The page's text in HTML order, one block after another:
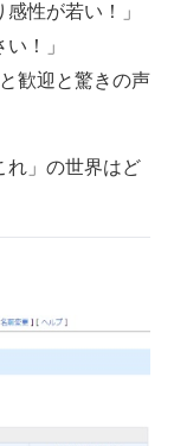
性が若い！」
！」
歓迎と驚きの声
」の世界はど